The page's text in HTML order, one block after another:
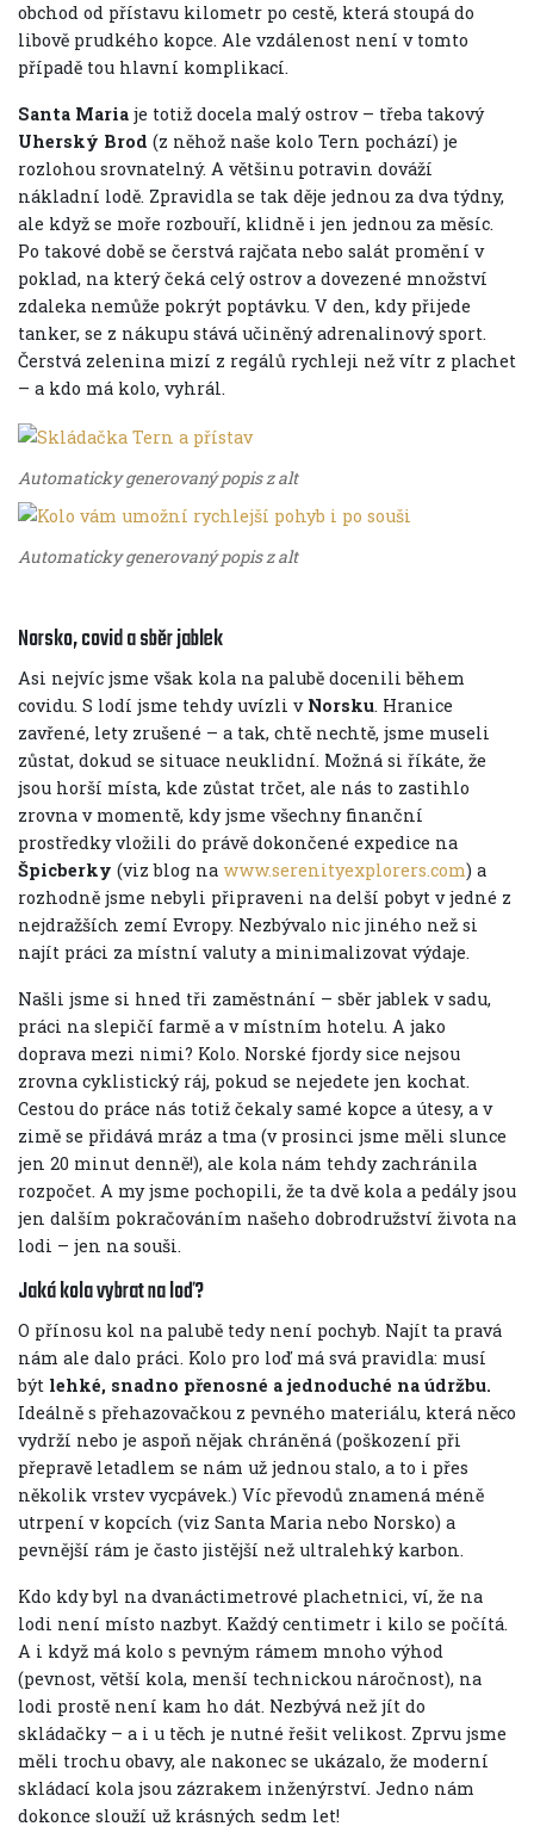
obchod od přístavu kilometr po cestě, která stoupá do
libově prudkého kopce. Ale vzdálenost není v tomto
případě tou hlavní komplikací.
Santa Maria je totiž docela malý ostrov – třeba takový
Uherský Brod (z něhož naše kolo Tern pochází) je
rozlohou srovnatelný. A většinu potravin dováží
nákladní lodě. Zpravidla se tak děje jednou za dva týdny,
ale když se moře rozbouří, klidně i jen jednou za měsíc.
Po takové době se čerstvá rajčata nebo salát promění v
poklad, na který čeká celý ostrov a dovezené množství
zdaleka nemůže pokrýt poptávku. V den, kdy přijede
tanker, se z nákupu stává učiněný adrenalinový sport.
Čerstvá zelenina mizí z regálů rychleji než vítr z plachet
– a kdo má kolo, vyhrál.
Automaticky generovaný popis z alt
Automaticky generovaný popis z alt
Norsko, covid a sběr jablek
Asi nejvíc jsme však kola na palubě docenili během
covidu. S lodí jsme tehdy uvízli v Norsku. Hranice
zavřené, lety zrušené – a tak, chtě nechtě, jsme museli
zůstat, dokud se situace neuklidní. Možná si říkáte, že
jsou horší místa, kde zůstat trčet, ale nás to zastihlo
zrovna v momentě, kdy jsme všechny finanční
prostředky vložili do právě dokončené expedice na
Špicberky (viz blog na www.serenityexplorers.com) a
rozhodně jsme nebyli připraveni na delší pobyt v jedné z
nejdražších zemí Evropy. Nezbývalo nic jiného než si
najít práci za místní valuty a minimalizovat výdaje.
Našli jsme si hned tři zaměstnání – sběr jablek v sadu,
práci na slepičí farmě a v místním hotelu. A jako
doprava mezi nimi? Kolo. Norské fjordy sice nejsou
zrovna cyklistický ráj, pokud se nejedete jen kochat.
Cestou do práce nás totiž čekaly samé kopce a útesy, a v
zimě se přidává mráz a tma (v prosinci jsme měli slunce
jen 20 minut denně!), ale kola nám tehdy zachránila
rozpočet. A my jsme pochopili, že ta dvě kola a pedály jsou
jen dalším pokračováním našeho dobrodružství života na
lodi – jen na souši.
Jaká kola vybrat na loď?
O přínosu kol na palubě tedy není pochyb. Najít ta pravá
nám ale dalo práci. Kolo pro loď má svá pravidla: musí
být lehké, snadno přenosné a jednoduché na údržbu.
Ideálně s přehazovačkou z pevného materiálu, která něco
vydrží nebo je aspoň nějak chráněná (poškození při
přepravě letadlem se nám už jednou stalo, a to i přes
několik vrstev vycpávek.) Víc převodů znamená méně
utrpení v kopcích (viz Santa Maria nebo Norsko) a
pevnější rám je často jistější než ultralehký karbon.
Kdo kdy byl na dvanáctimetrové plachetnici, ví, že na
lodi není místo nazbyt. Každý centimetr i kilo se počítá.
A i když má kolo s pevným rámem mnoho výhod
(pevnost, větší kola, menší technickou náročnost), na
lodi prostě není kam ho dát. Nezbývá než jít do
skládačky – a i u těch je nutné řešit velikost. Zprvu jsme
měli trochu obavy, ale nakonec se ukázalo, že moderní
skládací kola jsou zázrakem inženýrství. Jedno nám
dokonce slouží už krásných sedm let!